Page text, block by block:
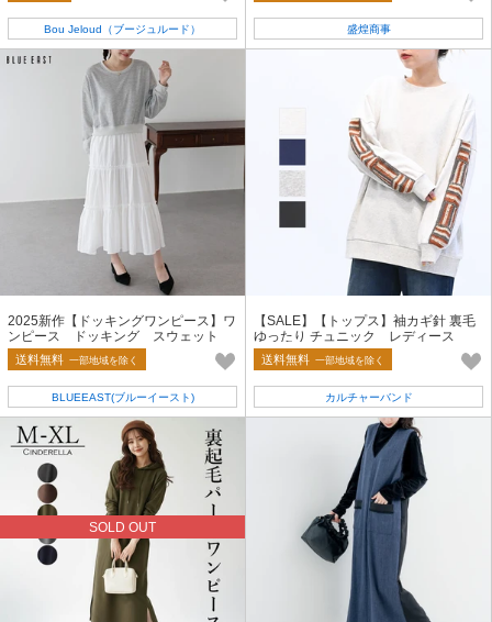
Bou Jeloud（ブージュルード） 盛煌商事
2025新作【ドッキングワンピース】ワ
ンピース ドッキング スウェット
レディース
送料無料 一部地域を除く
BLUEEAST(ブルーイースト)
【SALE】【トップス】袖カギ針 裏毛
ゆったり チュニック レディース
送料無料 一部地域を除く
カルチャーバンド
SOLD OUT